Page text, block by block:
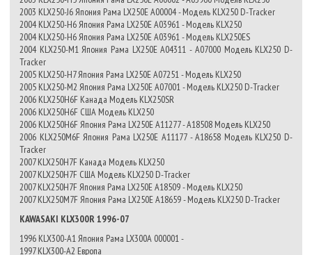
2003 KLX250-J6 Япония Рама LX250E A00004 - Модель KLX250 D-Tracker
2004 KLX250-H6 Япония Рама LX250E A03961 - Модель KLX250
2004 KLX250-H6 Япония Рама LX250E A03961 - Модель KLX250ES
2004 KLX250-M1 Япония Рама LX250E A04311 - A07000 Модель KLX250 D-
Tracker
2005 KLX250-H7 Япония Рама LX250E A07251 - Модель KLX250
2005 KLX250-M2 Япония Рама LX250E A07001 - Модель KLX250 D-Tracker
2006 KLX250H6F Канада Модель KLX250SR
2006 KLX250H6F США Модель KLX250
2006 KLX250H6F Япония Рама LX250E A11277 - A18508 Модель KLX250
2006 KLX250M6F Япония Рама LX250E A11177 - A18658 Модель KLX250 D-
Tracker
2007 KLX250H7F Канада Модель KLX250
2007 KLX250H7F США Модель KLX250 D-Tracker
2007 KLX250H7F Япония Рама LX250E A18509 - Модель KLX250
2007 KLX250M7F Япония Рама LX250E A18659 - Модель KLX250 D-Tracker
KAWASAKI KLX300R 1996-07
1996 KLX300-A1 Япония Рама LX300A 000001 -
1997 KLX300-A2 Европа